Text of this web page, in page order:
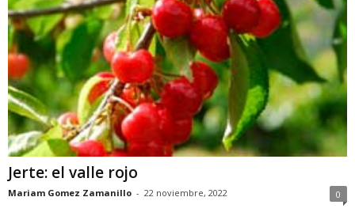
Jerte: el valle rojo
Mariam Gomez Zamanillo - 22 noviembre, 2022 0